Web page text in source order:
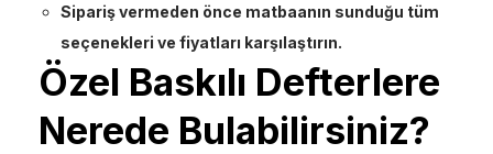
Sipariş vermeden önce matbaanın sunduğu tüm
seçenekleri ve fiyatları karşılaştırın.
Özel Baskılı Defterlere
Nerede Bulabilirsiniz?